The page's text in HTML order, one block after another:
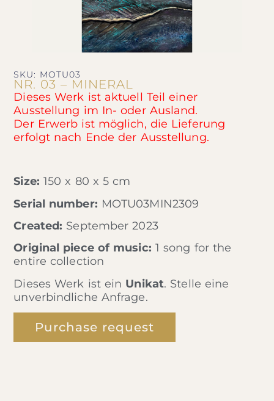
SKU: MOTU03
NR. 03 – MINERAL
Dieses Werk ist aktuell Teil einer
Ausstellung im In- oder Ausland.
Der Erwerb ist möglich, die Lieferung
erfolgt nach Ende der Ausstellung.
Size: 150 x 80 x 5 cm
Serial number: MOTU03MIN2309
Created: September 2023
Original piece of music: 1 song for the
entire collection
Dieses Werk ist ein Unikat. Stelle eine
unverbindliche Anfrage.
Purchase request